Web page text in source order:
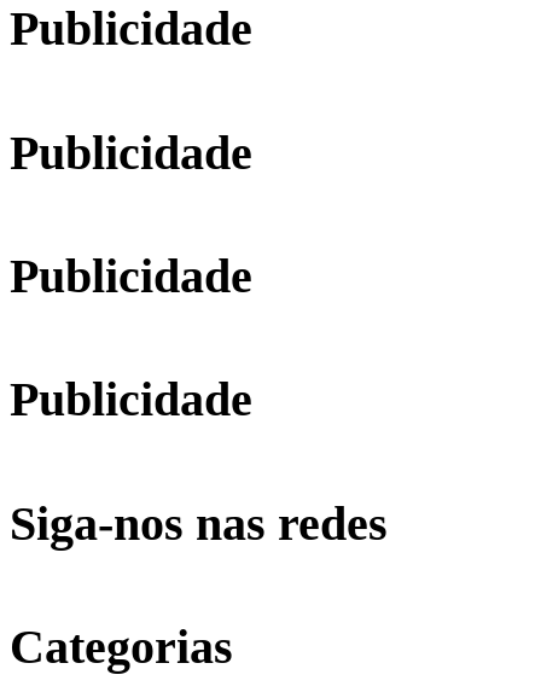
Publicidade
Publicidade
Publicidade
Publicidade
Siga-nos nas redes
Categorias